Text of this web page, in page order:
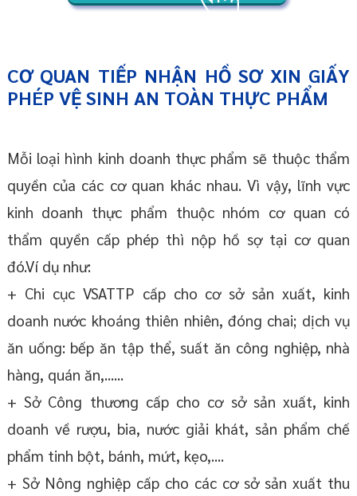
CƠ QUAN TIẾP NHẬN HỒ SƠ XIN GIẤY
PHÉP VỆ SINH AN TOÀN THỰC PHẨM
Mỗi loại hình kinh doanh thực phẩm sẽ thuộc thẩm
quyền của các cơ quan khác nhau. Vì vậy, lĩnh vực
kinh doanh thực phẩm thuộc nhóm cơ quan có
thẩm quyền cấp phép thì nộp hồ sợ tại cơ quan
đó.Ví dụ như:
+ Chi cục VSATTP cấp cho cơ sở sản xuất, kinh
doanh nước khoáng thiên nhiên, đóng chai; dịch vụ
ăn uống: bếp ăn tập thể, suất ăn công nghiệp, nhà
hàng, quán ăn,......
+ Sở Công thương cấp cho cơ sở sản xuất, kinh
doanh về rượu, bia, nước giải khát, sản phẩm chế
phẩm tinh bột, bánh, mứt, kẹo,....
+ Sở Nông nghiệp cấp cho các cơ sở sản xuất thu